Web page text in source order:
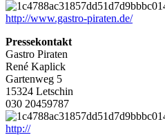
http://www.gastro-piraten.de/
Pressekontakt
Gastro Piraten
René Kaplick
Gartenweg 5
15324 Letschin
030 20459787
http://